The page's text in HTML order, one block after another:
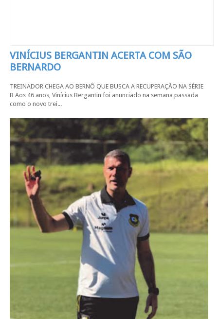
VINÍCIUS BERGANTIN ACERTA COM SÃO
BERNARDO
TREINADOR CHEGA AO BERNÔ QUE BUSCA A RECUPERAÇÃO NA SÉRIE
B Aos 46 anos, Vinícius Bergantin foi anunciado na semana passada
como o novo trei...